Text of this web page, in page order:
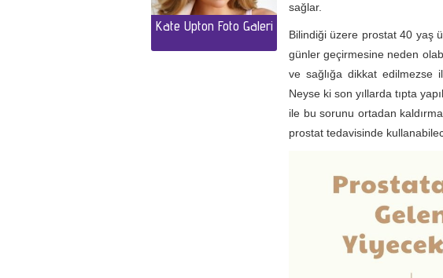
sağlar.
Bilindiği üzere prostat 40 yaş
günler geçirmesine neden
ve sağlığa dikkat edilmezse
Neyse ki son yıllarda tıpta
ile bu sorunu ortadan
prostat tedavisinde
Kate Upton Foto Galeri